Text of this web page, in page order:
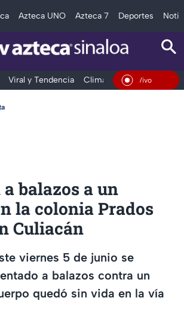
Azteca UNO Azteca 7 Deportes
Viral y Tendencia Clima Deportes
En Vivo
balazos a un
la colonia Prados
Culiacán
viernes 5 de junio se
a balazos contra un
quedó sin vida en la vía